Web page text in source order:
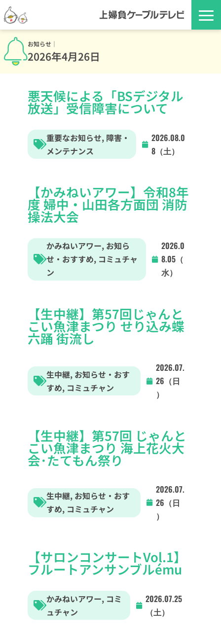
お知らせ｜
2026年4月26日
悪天候による「BSデジタル
放送」受信障害について
重要なお知らせ, 障害・
メンテナンス
2026.08.0
8（土）
【かみねいアワー】令和8年
度 婦中・山田各方面団 消防
操法大会
かみねいアワー, お知ら
せ・おすすめ, コミュチャ
ン
2026.0
8.05（
水）
【生中継】第57回じゃんと
こい魚津まつり せり込み蝶
六踊 街流し
生中継, お知らせ・おす
すめ, コミュチャン
2026.07.
26（日
）
【生中継】第57回 じゃんと
こい魚津まつり 海上花火大
会･たてもん祭り
生中継, お知らせ・おす
すめ, コミュチャン
2026.07.
26（日
）
【サロンコンサートVol.1】
フルートアンサンブルému
かみねいアワー, コミ
ュチャン
2026.07.25
（土）